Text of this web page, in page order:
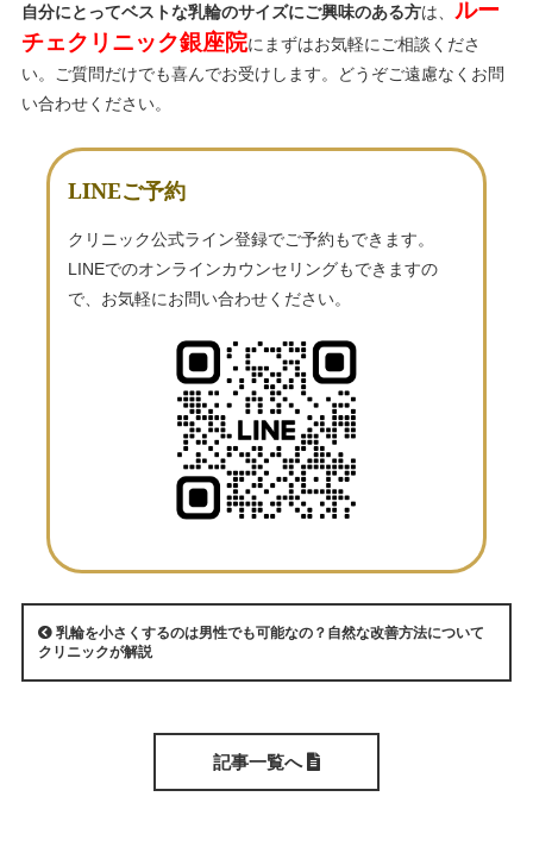
自分にとってベストな乳輪のサイズにご興味のある方は、 ルー
チェクリニック銀座院にまずはお気軽にご相談くださ
い。ご質問だけでも喜んでお受けします。どうぞご遠慮なくお問
い合わせください。
LINEご予約
クリニック公式ライン登録でご予約もできます。
LINEでのオンラインカウンセリングもできますの
で、お気軽にお問い合わせください。
乳輪を小さくするのは男性でも可能なの？自然な改善方法について
クリニックが解説
記事一覧へ